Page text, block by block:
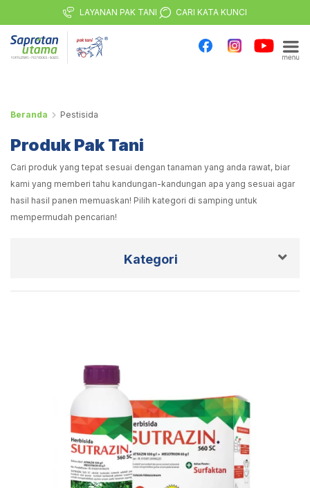
LAYANAN PAK TANI CARI KATA KUNCI
Beranda Pestisida
Produk Pak Tani
Cari produk yang tepat sesuai dengan tanaman yang anda rawat, biar
kami yang memberi tahu kandungan-kandungan apa yang sesuai agar
hasil hasil panen memuaskan! Pilih kategori di samping untuk
mempermudah pencarian!
Kategori
Pupuk Organik